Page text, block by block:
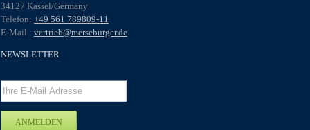
34127 Kassel/Germany
Telefon: +49 561 789809-11
E-Mail : vertrieb@merseburger.de
NEWSLETTER